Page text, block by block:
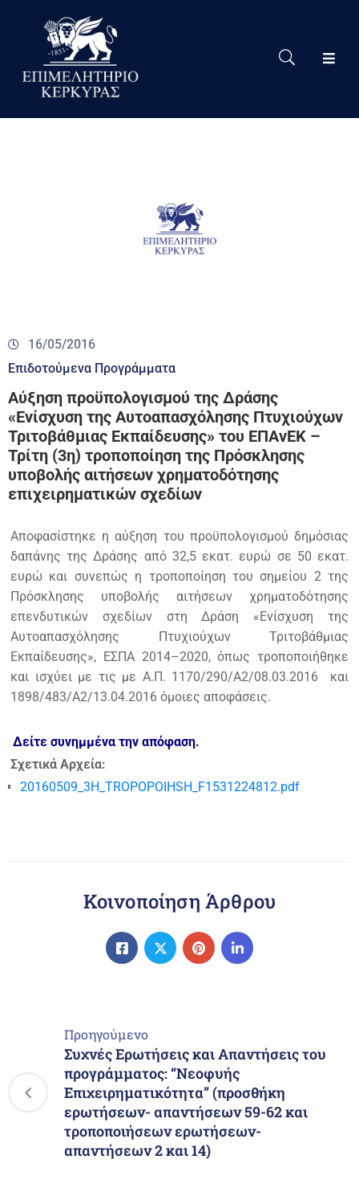
Το
Eπιμελητήριο
16/05/2016
Επιδοτούμενα Προγράμματα
Αύξηση προϋπολογισμού της Δράσης
«Ενίσχυση της Αυτοαπασχόλησης Πτυχιούχων
Τριτοβάθμιας Εκπαίδευσης» του ΕΠΑνΕΚ –
Τρίτη (3η) τροποποίηση της Πρόσκλησης
υποβολής αιτήσεων χρηματοδότησης
επιχειρηματικών σχεδίων
Αποφασίστηκε η αύξηση του προϋπολογισμού δημόσιας
δαπάνης της Δράσης από 32,5 εκατ. ευρώ σε 50 εκατ.
ευρώ και συνεπώς η τροποποίηση του σημείου 2 της
Πρόσκλησης υποβολής αιτήσεων χρηματοδότησης
επενδυτικών σχεδίων στη Δράση «Ενίσχυση της
Αυτοαπασχόλησης Πτυχιούχων Τριτοβάθμιας
Εκπαίδευσης», ΕΣΠΑ 2014–2020, όπως τροποποιήθηκε
και ισχύει με τις με Α.Π. 1170/290/Α2/08.03.2016 και
1898/483/Α2/13.04.2016 όμοιες αποφάσεις.
Δείτε συνημμένα την απόφαση.
Σχετικά Αρχεία:
20160509_3H_TROPOPOIHSH_F1531224812.pdf
Κοινοποίηση Άρθρου
Προηγούμενο
Συχνές Ερωτήσεις και Απαντήσεις του
προγράμματος: “Νεοφυής
Επιχειρηματικότητα” (προσθήκη
ερωτήσεων- απαντήσεων 59-62 και
τροποποιήσεων ερωτήσεων-
απαντήσεων 2 και 14)